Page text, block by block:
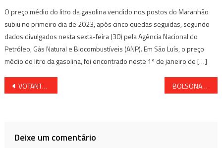
O preço médio do litro da gasolina vendido nos postos do Maranhão
subiu no primeiro dia de 2023, após cinco quedas seguidas, segundo
dados divulgados nesta sexta-feira (30) pela Agência Nacional do
Petróleo, Gás Natural e Biocombustíveis (ANP). Em São Luís, o preço
médio do litro da gasolina, foi encontrado neste 1º de janeiro de […]
Navegação
VOTANTES DE ENQUETE DEFINEM O MELHOR VEREADOR DE ALAGOINHAS EM 2021 BOLSONARO É INTERNADO AS PRESSAS
Deixe um comentário